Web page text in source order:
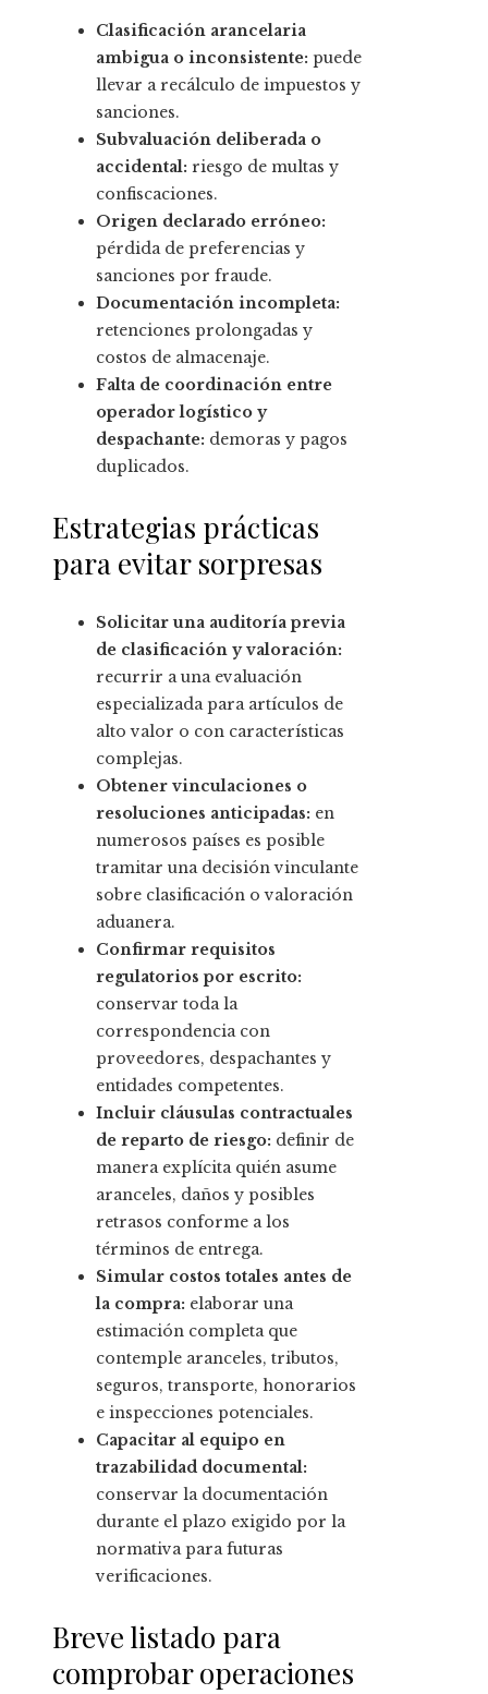
Clasificación arancelaria
ambigua o inconsistente: puede
llevar a recálculo de impuestos y
sanciones.
Subvaluación deliberada o
accidental: riesgo de multas y
confiscaciones.
Origen declarado erróneo:
pérdida de preferencias y
sanciones por fraude.
Documentación incompleta:
retenciones prolongadas y
costos de almacenaje.
Falta de coordinación entre
operador logístico y
despachante: demoras y pagos
duplicados.
Estrategias prácticas
para evitar sorpresas
Solicitar una auditoría previa
de clasificación y valoración:
recurrir a una evaluación
especializada para artículos de
alto valor o con características
complejas.
Obtener vinculaciones o
resoluciones anticipadas: en
numerosos países es posible
tramitar una decisión vinculante
sobre clasificación o valoración
aduanera.
Confirmar requisitos
regulatorios por escrito:
conservar toda la
correspondencia con
proveedores, despachantes y
entidades competentes.
Incluir cláusulas contractuales
de reparto de riesgo: definir de
manera explícita quién asume
aranceles, daños y posibles
retrasos conforme a los
términos de entrega.
Simular costos totales antes de
la compra: elaborar una
estimación completa que
contemple aranceles, tributos,
seguros, transporte, honorarios
e inspecciones potenciales.
Capacitar al equipo en
trazabilidad documental:
conservar la documentación
durante el plazo exigido por la
normativa para futuras
verificaciones.
Breve listado para
comprobar operaciones